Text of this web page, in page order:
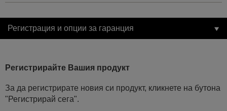
Регистрация и опции за гаранция
Регистрирайте Вашия продукт
За да регистрирате новия си продукт, кликнете на бутона
"Регистрирай сега".